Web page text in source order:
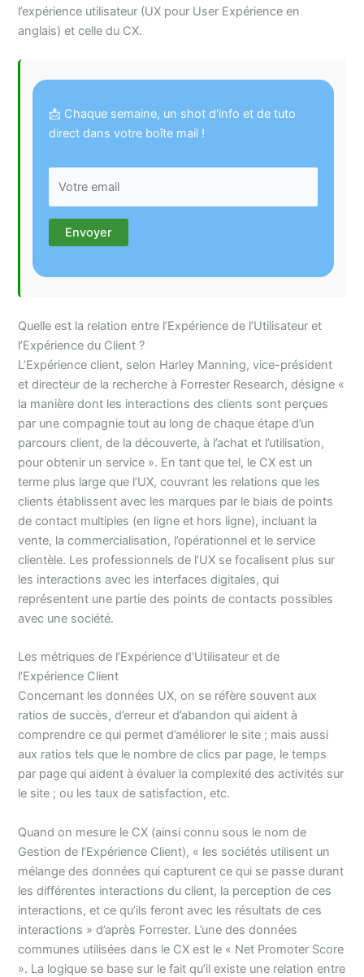
l’expérience utilisateur (UX pour User Expérience en
anglais) et celle du CX.
📩 Chaque semaine, un shot d'info et de tuto
direct dans votre boîte mail !
Quelle est la relation entre l’Expérience de l’Utilisateur et
l’Expérience du Client ?
L’Expérience client, selon Harley Manning, vice-président
et directeur de la recherche à Forrester Research, désigne «
la manière dont les interactions des clients sont perçues
par une compagnie tout au long de chaque étape d’un
parcours client, de la découverte, à l’achat et l’utilisation,
pour obtenir un service ». En tant que tel, le CX est un
terme plus large que l’UX, couvrant les relations que les
clients établissent avec les marques par le biais de points
de contact multiples (en ligne et hors ligne), incluant la
vente, la commercialisation, l’opérationnel et le service
clientèle. Les professionnels de l’UX se focalisent plus sur
les interactions avec les interfaces digitales, qui
représentent une partie des points de contacts possibles
avec une société.
Les métriques de l’Expérience d’Utilisateur et de
l’Expérience Client
Concernant les données UX, on se réfère souvent aux
ratios de succès, d’erreur et d’abandon qui aident à
comprendre ce qui permet d’améliorer le site ; mais aussi
aux ratios tels que le nombre de clics par page, le temps
par page qui aident à évaluer la complexité des activités sur
le site ; ou les taux de satisfaction, etc.
Quand on mesure le CX (ainsi connu sous le nom de
Gestion de l’Expérience Client), « les sociétés utilisent un
mélange des données qui capturent ce qui se passe durant
les différentes interactions du client, la perception de ces
interactions, et ce qu’ils feront avec les résultats de ces
interactions » d’après Forrester. L’une des données
communes utilisées dans le CX est le « Net Promoter Score
». La logique se base sur le fait qu’il existe une relation entre